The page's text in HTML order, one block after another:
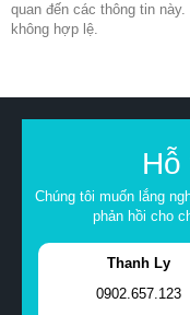
quan đến các thông tin
không hợp lệ.
Chúng tôi muốn lắng
phản hồi cho
Thanh Ly
0902.657.123